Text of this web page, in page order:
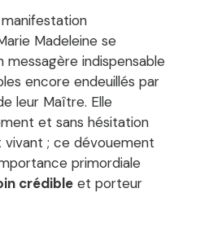
Madeleine se
messagère indispensable
encore endeuillés par
leur Maître. Elle
et sans hésitation
vivant ; ce dévouement
primordiale
crédible et porteur